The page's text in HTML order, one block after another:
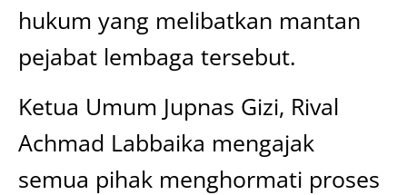
hukum yang melibatkan mantan
pejabat lembaga tersebut.
Ketua Umum Jupnas Gizi, Rival
Achmad Labbaika mengajak
semua pihak menghormati proses